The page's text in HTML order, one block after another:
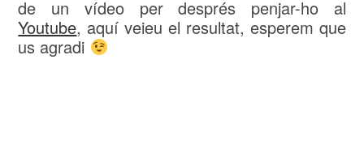
de un vídeo per després penjar-ho al
Youtube, aquí veieu el resultat, esperem que
us agradi